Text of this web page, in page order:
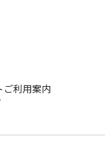
ご利用案内